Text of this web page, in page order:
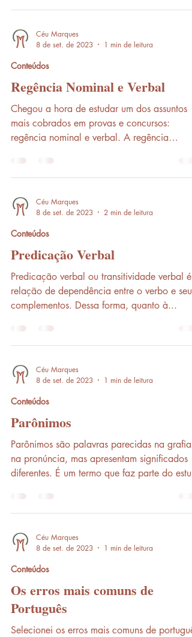
Céu Marques
8 de set. de 2023
1 min de leitura
Conteúdos
Regência Nominal e Verbal
Chegou a hora de estudar um dos assuntos
mais cobrados em provas e concursos:
regência nominal e verbal. A regência
Céu Marques
8 de set. de 2023
2 min de leitura
Conteúdos
Predicação Verbal
Predicação verbal ou transitividade verbal é
relação de dependência entre o verbo e seus
complementos. Dessa forma, quanto à...
Céu Marques
8 de set. de 2023
1 min de leitura
Conteúdos
Parônimos
Parônimos são palavras parecidas na grafia
na pronúncia, mas apresentam significados
diferentes. É um termo que faz parte do
Céu Marques
8 de set. de 2023
1 min de leitura
Conteúdos
Os erros mais comuns de
Português
Selecionei os erros mais comuns de português